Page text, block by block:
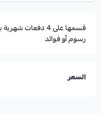
قسمها على 4 دفعات شهرية بقيمة ٧٥٫٠٠
رسوم أو فوائد
السعر